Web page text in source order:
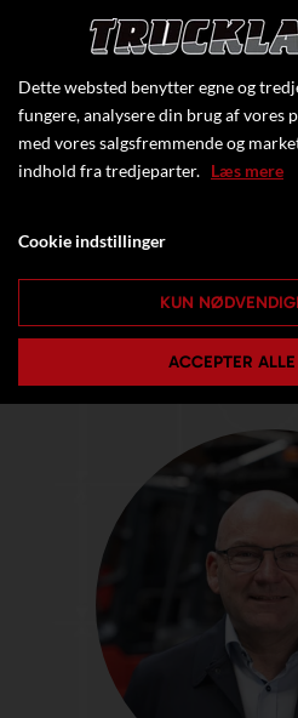
Dette websted benytter egne og
fungere, analysere din brug af vores
med vores salgsfremmende og
indhold fra tredjeparter. Læs mere
Cookie indstillinger
KUN
ACCEPTER